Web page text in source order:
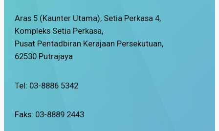
Aras 5 (Kaunter Utama), Setia Perkasa 4,
Kompleks Setia Perkasa,
Pusat Pentadbiran Kerajaan Persekutuan,
62530 Putrajaya
Tel: 03-8886 5342
Faks: 03-8889 2443